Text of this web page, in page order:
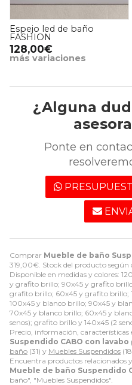
Comprar Mueble de baño
319,00€ . Stock del producto
Disponible en medidas y colores:
y grafito brillo; 90x45 y grafito
grafito brillo; 60x45 y grafito brillo;
100x45 y blanco brillo; 90x45 y
70x45 y blanco brillo; 60x45 y
senos); grafito brillo y 140x45 (2
Precio, información, características
Suspendido CABO con lavabo
baño (31) y Muebles Suspendidos
Encuentra productos relacionados
Mueble de baño Suspendido
baño", "Muebles Suspendidos".
Espejo led de baño
MOSCÚ
128,00€
más variaciones
¿Alguna
Ponte en